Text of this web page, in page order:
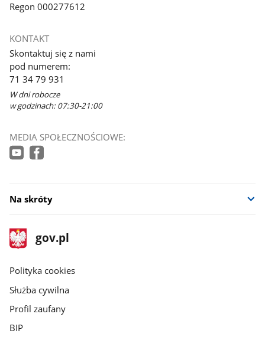
Regon 000277612
KONTAKT
Skontaktuj się z nami
pod numerem:
71 34 79 931
W dni robocze
w godzinach: 07:30-21:00
MEDIA SPOŁECZNOŚCIOWE:
Na skróty
stopka
gov.pl
Strona
gov.pl
gov.pl
Polityka cookies
Służba cywilna
Profil zaufany
BIP